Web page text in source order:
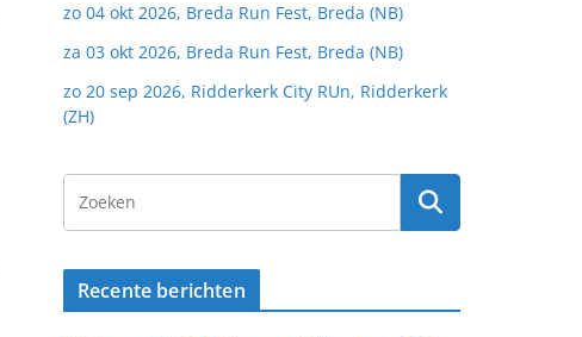
zo 04 okt 2026, Breda Run Fest, Breda (NB)
za 03 okt 2026, Breda Run Fest, Breda (NB)
zo 20 sep 2026, Ridderkerk City RUn, Ridderkerk
(ZH)
Recente berichten